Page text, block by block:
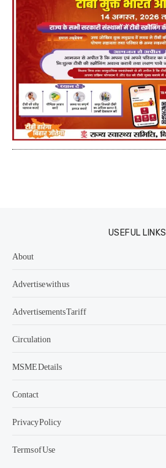
USEFUL LINKS
About
Advertise with us
Advertisements Tariff
Circulation
MSME Details
Contact
Privacy Policy
Terms of Use